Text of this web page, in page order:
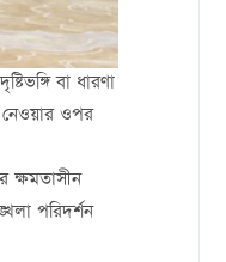
বা ধারণা
নেওয়ার ওপর
ক্ষমতাসীন
পরিদর্শন